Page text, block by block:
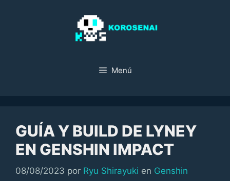
Menú
GUÍA Y BUILD DE LYNEY
EN GENSHIN IMPACT
08/08/2023 por Ryu Shirayuki en Categorías
Genshin